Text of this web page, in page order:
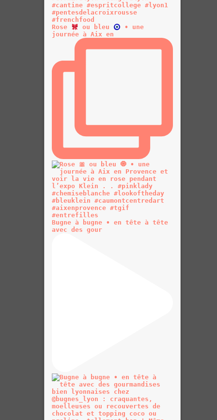
Rose ou bleu
• une
journée à Aix en
Bugne à bugne • en tête à tête
avec des gour